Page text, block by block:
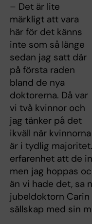
– Det är lite
märkligt att vara
här för det känns
inte som så länge
sedan jag satt där
på första raden
bland de nya
doktorerna. Då var
vi två kvinnor och
jag tänker på det
ikväll när kvinnorna
är i tydlig
erfarenhet att de
men jag hoppas
än vi hade det, sa
jubeldoktorn Carin
sällskap med sin